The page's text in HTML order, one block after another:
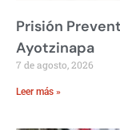
Prisión
Ayotzinapa
7 de agosto, 2026
Leer más »